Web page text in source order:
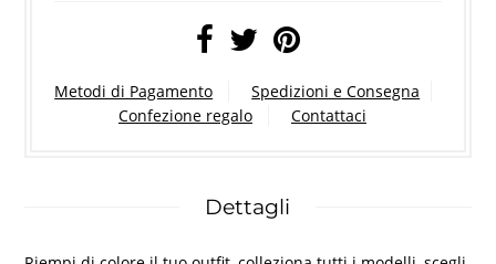
Metodi di Pagamento
Spedizioni e Consegna
Confezione regalo
Contattaci
Dettagli